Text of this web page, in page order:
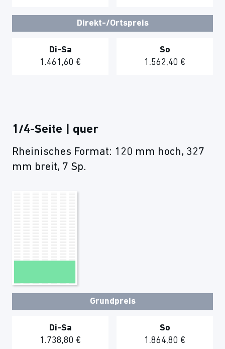
Direkt-/Ortspreis
Di-Sa
1.461,60 €
So
1.562,40 €
1/4-Seite | quer
Rheinisches Format: 120 mm hoch, 327
mm breit, 7 Sp.
Grundpreis
Di-Sa
1.738,80 €
So
1.864,80 €